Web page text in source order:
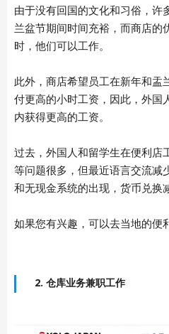
由于没有回国的文化和习俗，许
兰盆节期间时间充裕，而商店的
时，他们可以工作。
此外，商店希望员工在新年和盂
付更高的小时工资，因此，外国
内获得更高的工资。
过去，外国人和留学生在便利店
等问题很多，但最近语言交流减
和无现金系统的出现，货币兑换
如果您有兴趣，可以去当地的便
2. 仓库业务兼职工作